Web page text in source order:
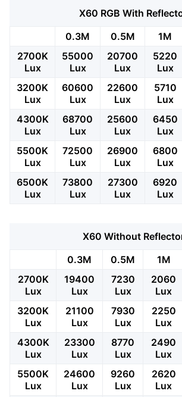
X60 RGB With
0.3M
0.5M 1M
2700K
Lux
55000
Lux
20700
Lux
5220
Lux
3200K
Lux
60600
Lux
22600
Lux
5710
Lux
4300K
Lux
68700
Lux
25600
Lux
6450
Lux
5500K
Lux
72500
Lux
26900
Lux
6800
Lux
6500K
Lux
73800
Lux
27300
Lux
6920
Lux
X60 Without
0.3M
0.5M 1M
2700K
Lux
19400
Lux
7230
Lux
2060
Lux
3200K
Lux
21100
Lux
7930
Lux
2250
Lux
4300K
Lux
23300
Lux
8770
Lux
2490
Lux
5500K
Lux
24600
Lux
9260
Lux
2620
Lux